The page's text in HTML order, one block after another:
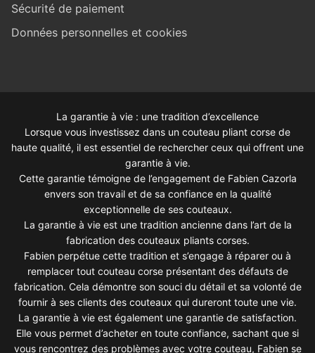
Sécurité de paiement
Données personnelles et cookies
La garantie à vie : une tradition d’excellence
Lorsque vous investissez dans un couteau pliant corse de
haute qualité, il est essentiel de rechercher ceux qui offrent une
garantie à vie.
Cette garantie témoigne de l’engagement de Fabien Cazorla
envers son travail et de sa confiance en la qualité
exceptionnelle de ses couteaux.
La garantie à vie est une tradition ancienne dans l’art de la
fabrication des couteaux pliants corses.
Fabien perpétue cette tradition et s’engage à réparer ou à
remplacer tout couteau corse présentant des défauts de
fabrication. Cela démontre son souci du détail et sa volonté de
fournir à ses clients des couteaux qui dureront toute une vie.
La garantie à vie est également une garantie de satisfaction.
Elle vous permet d’acheter en toute confiance, sachant que si
vous rencontrez des problèmes avec votre couteau, Fabien se